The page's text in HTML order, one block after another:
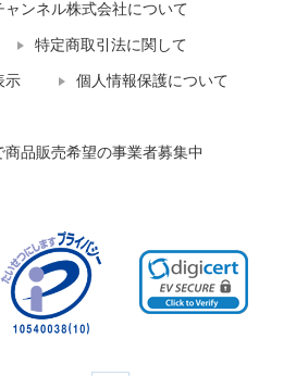
ンネル株式会社について
特定商取引法に関して
示 個人情報保護について
品販売希望の事業者募集中